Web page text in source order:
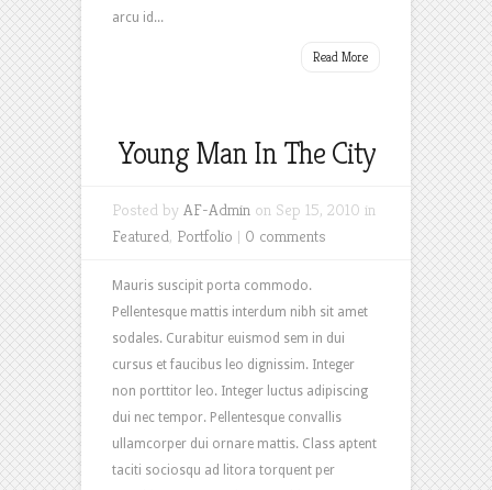
arcu id...
Read More
Young Man In The City
Posted by AF-Admin on Sep 15, 2010 in
Featured, Portfolio | 0 comments
Mauris suscipit porta commodo.
Pellentesque mattis interdum nibh sit amet
sodales. Curabitur euismod sem in dui
cursus et faucibus leo dignissim. Integer
non porttitor leo. Integer luctus adipiscing
dui nec tempor. Pellentesque convallis
ullamcorper dui ornare mattis. Class aptent
taciti sociosqu ad litora torquent per